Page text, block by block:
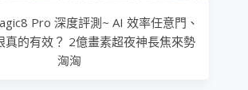
Pro 深度評測~ AI 效率任意門、
真的有效？ 2億畫素超夜神長焦來勢
洶洶